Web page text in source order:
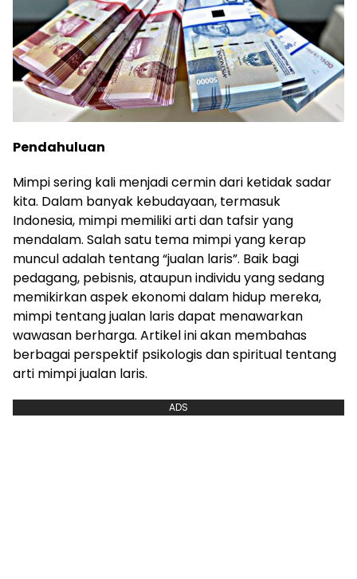
Pendahuluan
Mimpi sering kali menjadi cermin dari ketidak sadar
kita. Dalam banyak kebudayaan, termasuk
Indonesia, mimpi memiliki arti dan tafsir yang
mendalam. Salah satu tema mimpi yang kerap
muncul adalah tentang “jualan laris”. Baik bagi
pedagang, pebisnis, ataupun individu yang sedang
memikirkan aspek ekonomi dalam hidup mereka,
mimpi tentang jualan laris dapat menawarkan
wawasan berharga. Artikel ini akan membahas
berbagai perspektif psikologis dan spiritual tentang
arti mimpi jualan laris.
ADS